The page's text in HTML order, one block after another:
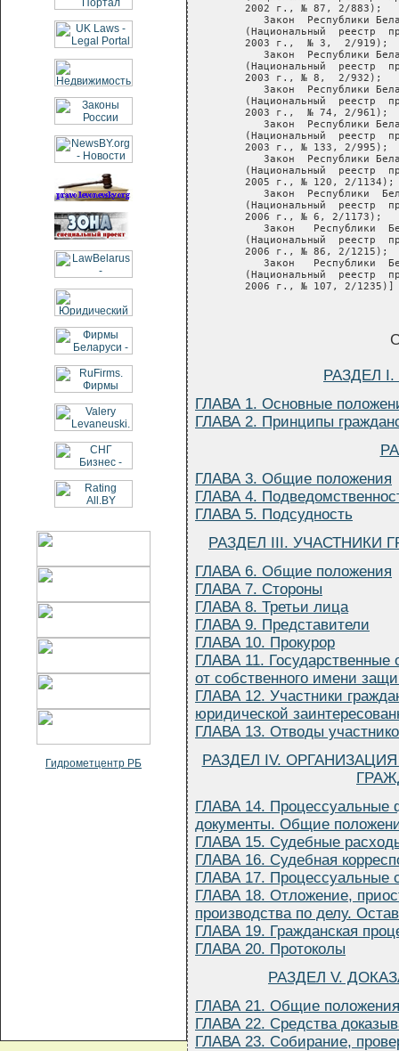
Гидрометцентр РБ
        2002 г., № 87, 2/883);
Закон  Республики
(Национальный  реестр
        2003 г.,  № 3,  2/919);
Закон  Республики
(Национальный  реестр
        2003 г., № 8,  2/932);
Закон  Республики
(Национальный  реестр
        2003 г.,  № 74, 2/961);
Закон  Республики
(Национальный  реестр
        2003 г., № 133, 2/995);
Закон  Республики
(Национальный  реестр
        2005 г., № 120, 2/1134);
Закон  Республики
(Национальный  реестр
        2006 г., № 6, 2/1173);
Закон   Республики
(Национальный  реестр
        2006 г., № 86, 2/1215);
Закон   Республики
(Национальный  реестр
РАЗДЕЛ
ГЛАВА 1. Основные
ГЛАВА 2. Принципы
ГЛАВА 3. Общие положения
ГЛАВА 4.
ГЛАВА 5. Подсудность
РАЗДЕЛ III. УЧАСТНИКИ
ГЛАВА 6. Общие положения
ГЛАВА 7. Стороны
ГЛАВА 8. Третьи лица
ГЛАВА 9. Представители
ГЛАВА 10. Прокурор
ГЛАВА 11.
от собственного имени
ГЛАВА 12. Участники
юридической
ГЛАВА 13. Отводы
РАЗДЕЛ IV.
ГЛАВА 14. Процессуальные
документы. Общие
ГЛАВА 15. Судебные
ГЛАВА 16. Судебная
ГЛАВА 17. Процессуальные
ГЛАВА 18. Отложение,
производства по делу.
ГЛАВА 19. Гражданская
ГЛАВА 20. Протоколы
РАЗДЕЛ V.
ГЛАВА 21. Общие положения
ГЛАВА 22. Средства
ГЛАВА 23. Собирание,